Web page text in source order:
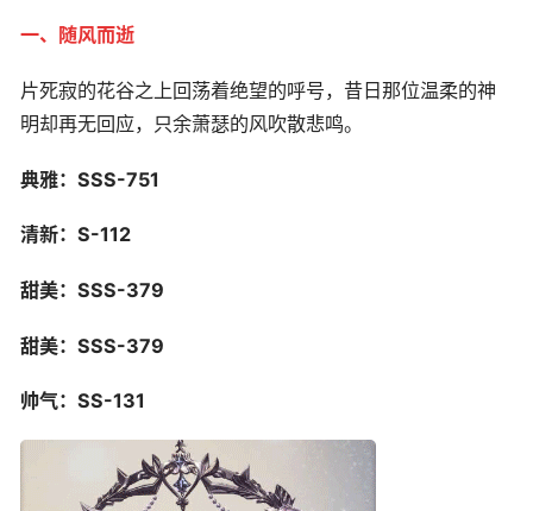
一、随风而逝
片死寂的花谷之上回荡着绝望的呼号，昔日那位温柔的神
明却再无回应，只余萧瑟的风吹散悲鸣。
典雅：SSS-751
清新：S-112
甜美：SSS-379
甜美：SSS-379
帅气：SS-131